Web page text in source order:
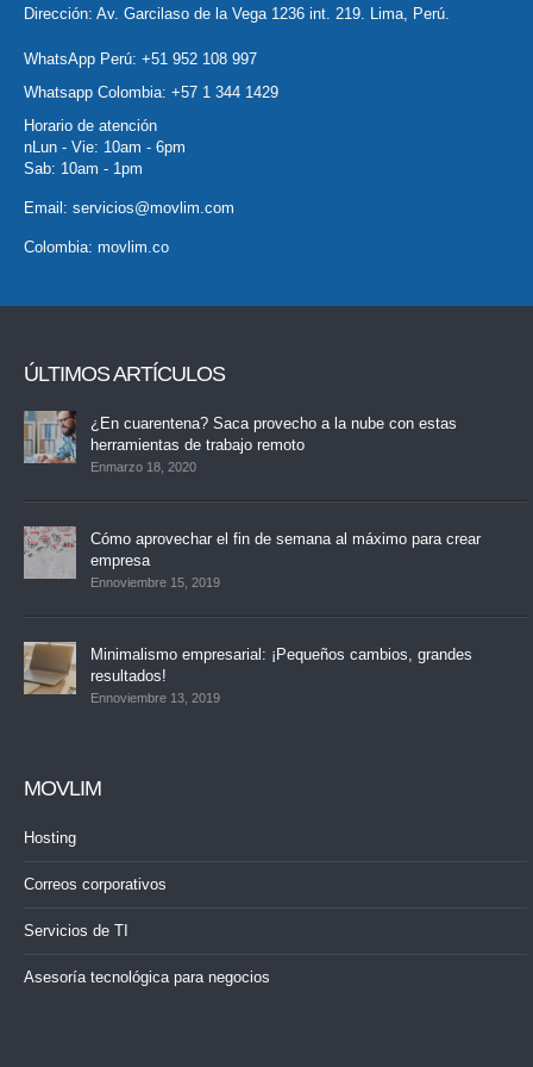
Dirección: Av. Garcilaso de la Vega 1236 int. 219. Lima, Perú.
WhatsApp Perú: +51 952 108 997
Whatsapp Colombia: +57 1 344 1429
Horario de atención
nLun - Vie: 10am - 6pm
Sab: 10am - 1pm
Email: servicios@movlim.com
Colombia: movlim.co
ÚLTIMOS ARTÍCULOS
¿En cuarentena? Saca provecho a la nube con estas
herramientas de trabajo remoto
Enmarzo 18, 2020
Cómo aprovechar el fin de semana al máximo para crear
empresa
Ennoviembre 15, 2019
Minimalismo empresarial: ¡Pequeños cambios, grandes
resultados!
Ennoviembre 13, 2019
MOVLIM
Hosting
Correos corporativos
Servicios de TI
Asesoría tecnológica para negocios